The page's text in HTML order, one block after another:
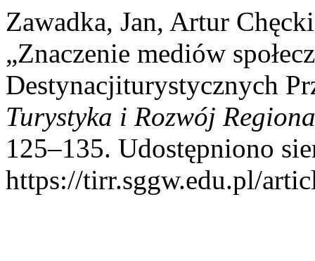
Zawadka, Jan, Artur
„Znaczenie mediów
Destynacjiturystycznych
Turystyka i Rozwój
125–135. Udostępniono
https://tirr.sggw.edu.pl/